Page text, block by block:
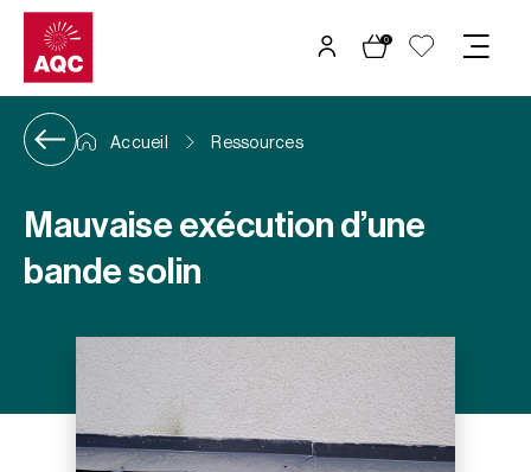
Panneau de gestion des cookies
0
Accueil Ressources
Mauvaise exécution d’une
bande solin